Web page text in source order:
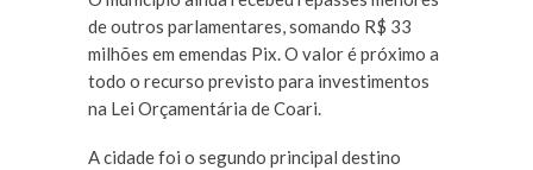
de outros parlamentares, somando R$ 33
milhões em emendas Pix. O valor é próximo a
todo o recurso previsto para investimentos
na Lei Orçamentária de Coari.
A cidade foi o segundo principal destino